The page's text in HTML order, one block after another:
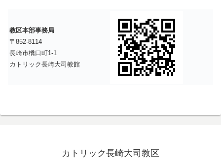
教区本部事務局
〒852-8114
長崎市橋口町1-1
カトリック長崎大司教館
カトリック長崎大司教区